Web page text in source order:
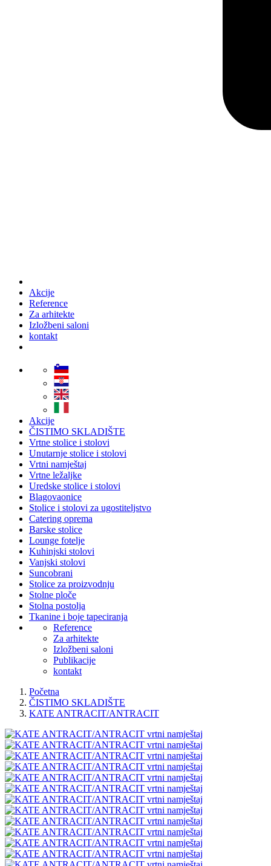
Akcije
Reference
Za arhitekte
Izložbeni saloni
kontakt
Akcije
ČISTIMO SKLADIŠTE
Vrtne stolice i stolovi
Unutarnje stolice i stolovi
Vrtni namještaj
Vrtne ležaljke
Uredske stolice i stolovi
Blagovaonice
Stolice i stolovi za ugostiteljstvo
Catering oprema
Barske stolice
Lounge fotelje
Kuhinjski stolovi
Vanjski stolovi
Suncobrani
Stolice za proizvodnju
Stolne ploče
Stolna postolja
Tkanine i boje tapeciranja
Reference
Za arhitekte
Izložbeni saloni
Publikacije
kontakt
Početna
ČISTIMO SKLADIŠTE
KATE ANTRACIT/ANTRACIT